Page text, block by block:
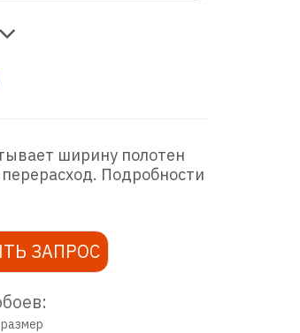
ширину полотен
Подробности
ЗАПРОС